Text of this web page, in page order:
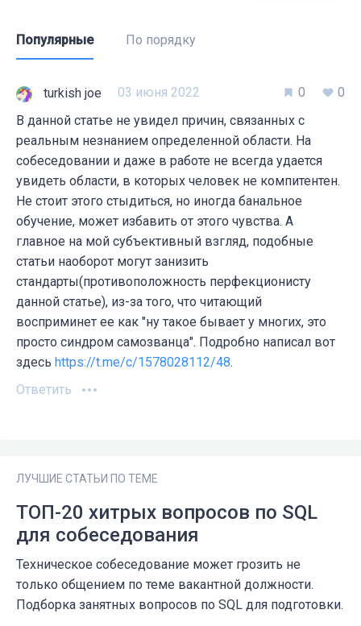
Популярные По порядку
turkish joe 03 июня 2022 0
0
В данной статье не увидел причин, связанных с
реальным незнанием определенной области. На
собеседовании и даже в работе не всегда удается
увидеть области, в которых человек не компитентен.
Не стоит этого стыдиться, но иногда банальное
обучение, может избавить от этого чувства. А
главное на мой субъективный взгляд, подобные
статьи наоборот могут занизить
стандарты(противоположность перфекционисту
данной статье), из-за того, что читающий
восприминет ее как "ну такое бывает у многих, это
просто синдром самозванца". Подробно написал вот
здесь https://t.me/c/1578028112/48.
Ответить
ЛУЧШИЕ СТАТЬИ ПО ТЕМЕ
ТОП-20 хитрых вопросов по SQL
для собеседования
Техническое собеседование может грозить не
только общением по теме вакантной должности.
Подборка занятных вопросов по SQL для подготовки.